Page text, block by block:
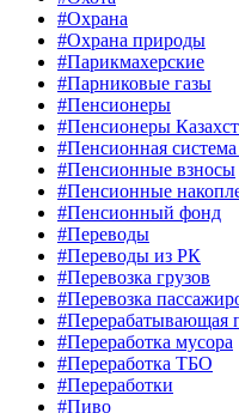
#Охрана
#Охрана природы
#Парикмахерские
#Парниковые газы
#Пенсионеры
#Пенсионеры
#Пенсионная
#Пенсионные взносы
#Пенсионные
#Пенсионный фонд
#Переводы
#Переводы из РК
#Перевозка грузов
#Перевозка
#Перерабатывающая
#Переработка мусора
#Переработка ТБО
#Переработки
#Пиво